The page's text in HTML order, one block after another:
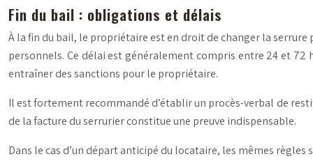
Fin du bail : obligations et délais
À la fin du bail, le propriétaire est en droit de changer la
personnels. Ce délai est généralement compris entre 24 et
entraîner des sanctions pour le propriétaire.
Il est fortement recommandé d’établir un procès-verbal de
de la facture du serrurier constitue une preuve indispensable.
Dans le cas d’un départ anticipé du locataire, les mêmes